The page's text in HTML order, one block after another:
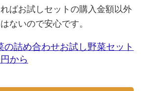
ばお試しセットの購入金額以外
ないので安心です。
の詰め合わせお試し野菜セット
から